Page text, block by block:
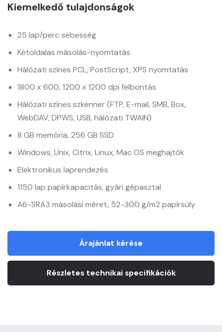
Kiemelkedő tulajdonságok
25 lap/perc sebesség
Kétoldalas másolás-nyomtatás
Hálózati színes PCL, PostScript, XPS nyomtatás
1800 x 600, 1200 x 1200 dpi felbontás
Hálózati színes szkenner (FTP, E-mail, SMB, Box,
WebDAV, DPWS, USB, hálózati TWAIN)
8 GB memória, 256 GB SSD
Windows, Unix, Citrix, Linux, Mac OS meghajtók
Elektronikus laprendezés
1150 lap papírkapacitás, gyári gépasztal
A6-SRA3 másolási méret, 52-300 g/m2 papírsúly
Árajánlat kérése
Részletes technikai specifikációk